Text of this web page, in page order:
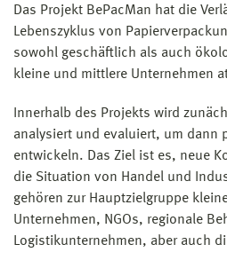
Das Projekt BePacMan hat die
Lebenszyklus von
sowohl geschäftlich als auch
kleine und mittlere Unternehmen
Innerhalb des Projekts wird
analysiert und evaluiert, um dann
entwickeln. Das Ziel ist es, neue
die Situation von Handel und
gehören zur Hauptzielgruppe
Unternehmen, NGOs, regionale
Logistikunternehmen, aber auch